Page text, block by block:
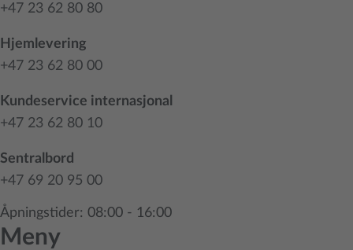
+47 23 62 80 80
Hjemlevering
+47 23 62 80 00
Kundeservice internasjonal
+47 23 62 80 10
Sentralbord
+47 69 20 95 00
Åpningstider: 08:00 - 16:00
Meny